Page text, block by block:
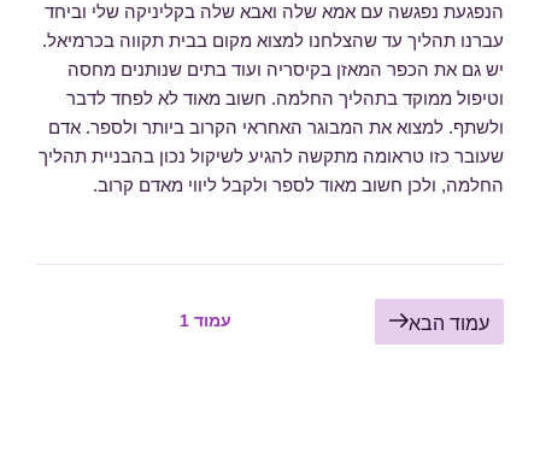
הנפגעת נפגשה עם אמא שלה ואבא שלה בקליניקה שלי וביחד
עברנו תהליך עד שהצלחנו למצוא מקום בבית תקווה בכרמיאל.
יש גם את הכפר המאזן בקיסריה ועוד בתים שנותנים מחסה
וטיפול ממוקד בתהליך החלמה. חשוב מאוד לא לפחד לדבר
ולשתף. למצוא את המבוגר האחראי הקרוב ביותר ולספר. אדם
שעובר כזו טראומה מתקשה להגיע לשיקול נכון בהבניית תהליך
החלמה, ולכן חשוב מאוד לספר ולקבל ליווי מאדם קרוב.
Posts
pagination
עמוד 1 עמוד הבא